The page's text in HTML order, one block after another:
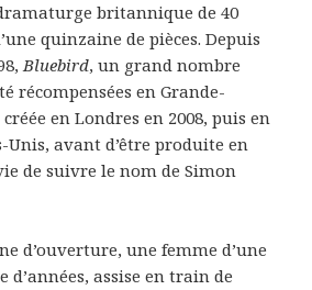
britannique de 40
quinzaine de pièces. Depuis
Bluebird, un grand nombre
récompensées en Grande-
en Londres en 2008, puis en
Unis, avant d’être produite en
de suivre le nom de Simon
d’ouverture, une femme d’une
assise en train de